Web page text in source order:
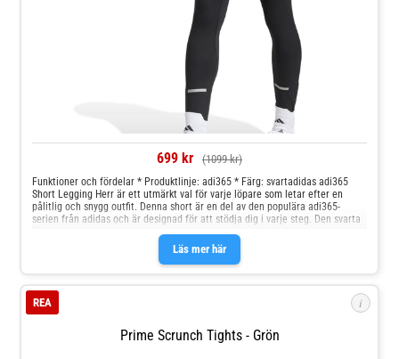
699 kr (1099 kr)
Läs mer här
Funktioner och fördelar * Produktlinje: adi365 * Färg: svartadidas adi365
Short Legging Herr är ett utmärkt val för varje löpare som letar efter en
pålitlig och snygg outfit. Denna short är en del av den populära adi365-
serien från adidas och är designad för att stödja dig i varje steg. Den svarta
i
Prime Scrunch Tights - Grön
REA